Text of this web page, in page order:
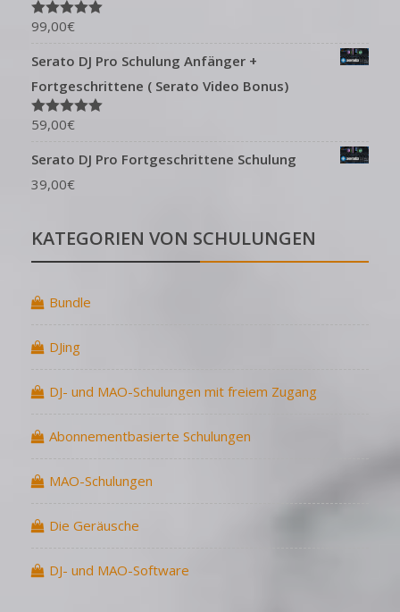
Bewertet mit
99,00€
Serato DJ Pro Schulung Anfänger +
Fortgeschrittene ( Serato Video Bonus)
Bewertet mit
59,00€
Serato DJ Pro Fortgeschrittene Schulung
39,00€
KATEGORIEN VON SCHULUNGEN
Bundle
DJing
DJ- und MAO-Schulungen mit freiem Zugang
Abonnementbasierte Schulungen
MAO-Schulungen
Die Geräusche
DJ- und MAO-Software